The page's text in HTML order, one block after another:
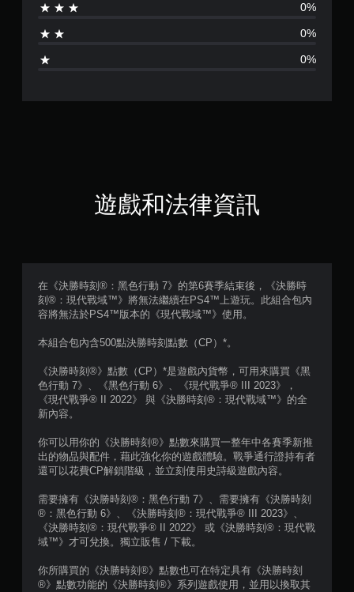
0%
0%
0%
遊戲和法律資訊
在《決勝時刻®：黑色行動 7》的第6賽季結束後，《決勝時
刻®：現代戰域™》將無法繼續在PS4™上遊玩。此組合包內
容將無法於PS4™版本的《現代戰域™》使用。
本組合包內含500點決勝時刻點數（CP）*。
《決勝時刻®》點數（CP）*是遊戲內貨幣，可用來購買《黑
色行動 7》、《黑色行動 6》、《現代戰爭® III 2023》，
《現代戰爭® II 2022》 與《決勝時刻®：現代戰域™》的全
新內容。
你可以用你的《決勝時刻®》點數來購買一整年中各賽季新推
出的物品與配件，藉此強化你的遊戲體驗。戰爭通行證持有者
還可以花費CP解鎖階級，並立刻使用史詩級遊戲內容。
需要擁有《決勝時刻®：黑色行動 7》、需要擁有《決勝時刻
®：黑色行動 6》、《決勝時刻®：現代戰爭® III 2023》、
《決勝時刻®：現代戰爭® II 2022》 或《決勝時刻®：現代戰
域™》才可兌換。獨立販售 / 下載。
你所購買的《決勝時刻®》點數也可在特定具有《決勝時刻
®》點數功能的《決勝時刻®》系列遊戲使用，並用以換取其